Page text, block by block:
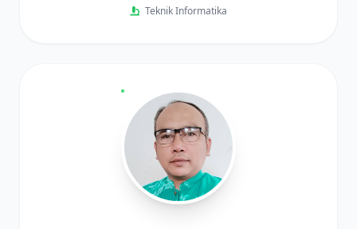
Teknik Informatika